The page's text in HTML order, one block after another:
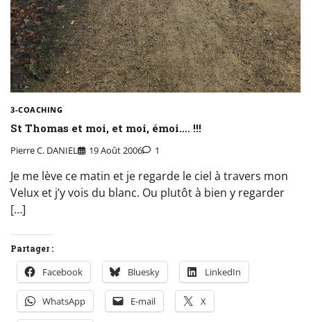
3-COACHING
St Thomas et moi, et moi, émoi…. !!!
Pierre C. DANIEL 19 Août 2006 1
Je me lève ce matin et je regarde le ciel à travers mon
Velux et j’y vois du blanc. Ou plutôt à bien y regarder
[…]
Partager :
Facebook Bluesky LinkedIn
WhatsApp E-mail X